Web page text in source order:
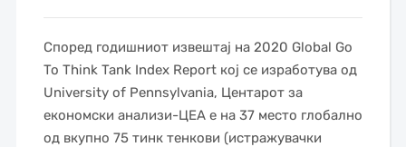
Според годишниот извештај на 2020 Global Go
To Think Tank Index Report кој се изработува од
University of Pennsylvania, Центарот за
економски анализи-ЦЕА е на 37 место глобално
од вкупно 75 тинк тенкови (истражувачки